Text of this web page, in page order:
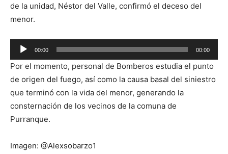
de la unidad, Néstor del Valle, confirmó el deceso del
menor.
Reproductor
de
audio
00:00 00:00
Por el momento, personal de Bomberos estudia el punto
de origen del fuego, así como la causa basal del siniestro
que terminó con la vida del menor, generando la
consternación de los vecinos de la comuna de
Purranque.
Imagen: @Alexsobarzo1